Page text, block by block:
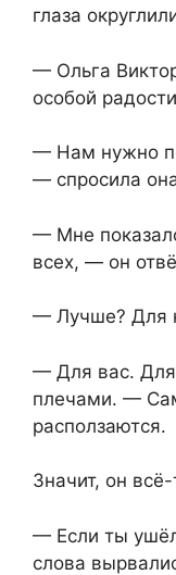
глаза
— Ольга
особой
— Нам нужно
— спросила
— Мне
всех, — он
— Лучше? Для
— Для вас.
плечами. —
расползаются.
Значит, он
— Если ты
слова